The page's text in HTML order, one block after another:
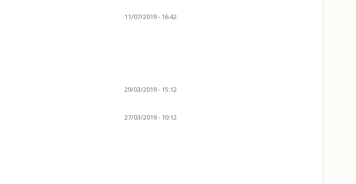
11/07/2019 - 16:42
29/03/2019 - 15:12
27/03/2019 - 10:12